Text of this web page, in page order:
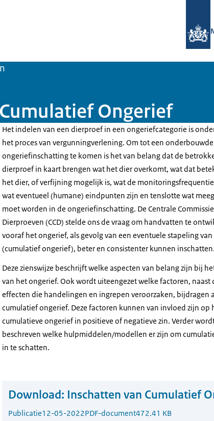
Ongerief
Het indelen van een dierproef in een ongeriefcategorie is
het proces van vergunningverlening. Om tot een onderbouwde
ongeriefinschatting te komen is het van belang dat de
dierproef in kaart brengen wat het dier overkomt, wat dat
het dier, of verfijning mogelijk is, wat de
wat eventueel (humane) eindpunten zijn en tenslotte wat
moet worden in de ongeriefinschatting. De Centrale Commissie
Dierproeven (CCD) stelde ons de vraag om handvatten te
vooraf het ongerief, als gevolg van een eventuele stapeling
(cumulatief ongerief), beter en consistenter kunnen inschatten.
Deze zienswijze beschrijft welke aspecten van belang zijn bij
van het ongerief. Ook wordt uiteengezet welke factoren, naast
effecten die handelingen en ingrepen veroorzaken, bijdragen
cumulatief ongerief. Deze factoren kunnen van invloed zijn op
cumulatieve ongerief in positieve of negatieve zin. Verder
beschreven welke hulpmiddelen/modellen er zijn om
in te schatten.
Download: Inschatten van Cumulatief
Publicatie12-05-2022PDF-document472.41 KB